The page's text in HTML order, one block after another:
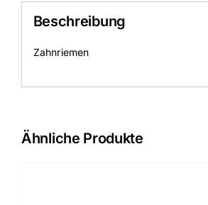
Beschreibung
Zahnriemen
Ähnliche Produkte